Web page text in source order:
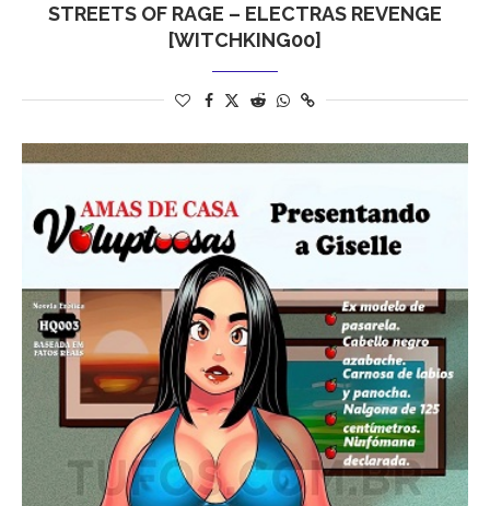
STREETS OF RAGE – ELECTRAS REVENGE
[WITCHKING00]